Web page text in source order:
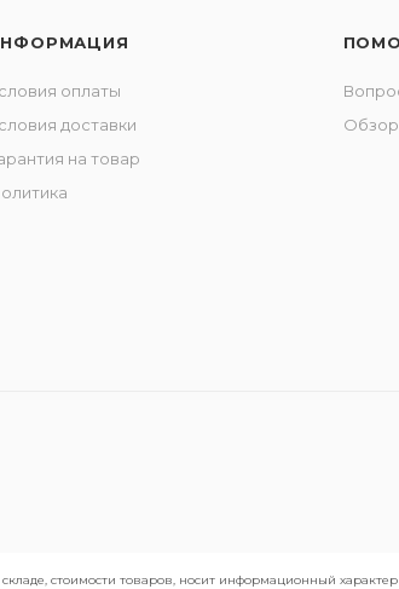
оплаты
доставки
на товар
стоимости товаров, носит информационный